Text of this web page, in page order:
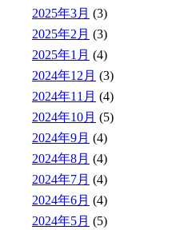
2025年3月 (3)
2025年2月 (3)
2025年1月 (4)
2024年12月 (3)
2024年11月 (4)
2024年10月 (5)
2024年9月 (4)
2024年8月 (4)
2024年7月 (4)
2024年6月 (4)
2024年5月 (5)